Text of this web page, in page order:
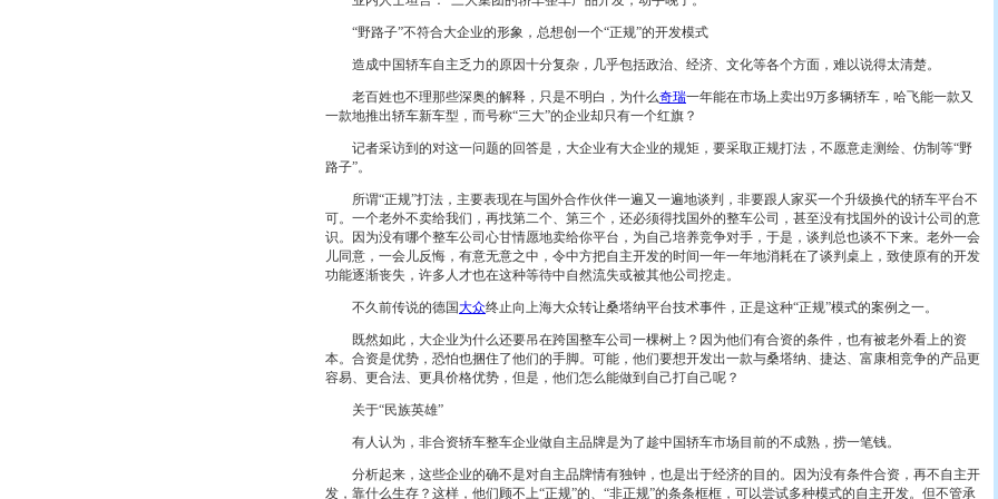
“野路子”不符合大企业的形象，总想创一个“正规”的开发模式
造成中国轿车自主乏力的原因十分复杂，几乎包括政治、经济、文化等各个方面，难以说得太清楚。
老百姓也不理那些深奥的解释，只是不明白，为什么奇瑞一年能在市场上卖出9万多辆轿车，哈飞能一款又
一款地推出轿车新车型，而号称“三大”的企业却只有一个红旗？
记者采访到的对这一问题的回答是，大企业有大企业的规矩，要采取正规打法，不愿意走测绘、仿制等“野
路子”。
所谓“正规”打法，主要表现在与国外合作伙伴一遍又一遍地谈判，非要跟人家买一个升级换代的轿车平台不
可。一个老外不卖给我们，再找第二个、第三个，还必须得找国外的整车公司，甚至没有找国外的设计公司的意
识。因为没有哪个整车公司心甘情愿地卖给你平台，为自己培养竞争对手，于是，谈判总也谈不下来。老外一会
儿同意，一会儿反悔，有意无意之中，令中方把自主开发的时间一年一年地消耗在了谈判桌上，致使原有的开发
功能逐渐丧失，许多人才也在这种等待中自然流失或被其他公司挖走。
不久前传说的德国大众终止向上海大众转让桑塔纳平台技术事件，正是这种“正规”模式的案例之一。
既然如此，大企业为什么还要吊在跨国整车公司一棵树上？因为他们有合资的条件，也有被老外看上的资
本。合资是优势，恐怕也捆住了他们的手脚。可能，他们要想开发出一款与桑塔纳、捷达、富康相竞争的产品更
容易、更合法、更具价格优势，但是，他们怎么能做到自己打自己呢？
关于“民族英雄”
有人认为，非合资轿车整车企业做自主品牌是为了趁中国轿车市场目前的不成熟，捞一笔钱。
分析起来，这些企业的确不是对自主品牌情有独钟，也是出于经济的目的。因为没有条件合资，再不自主开
发，靠什么生存？这样，他们顾不上“正规”的、“非正规”的条条框框，可以尝试多种模式的自主开发。但不管承